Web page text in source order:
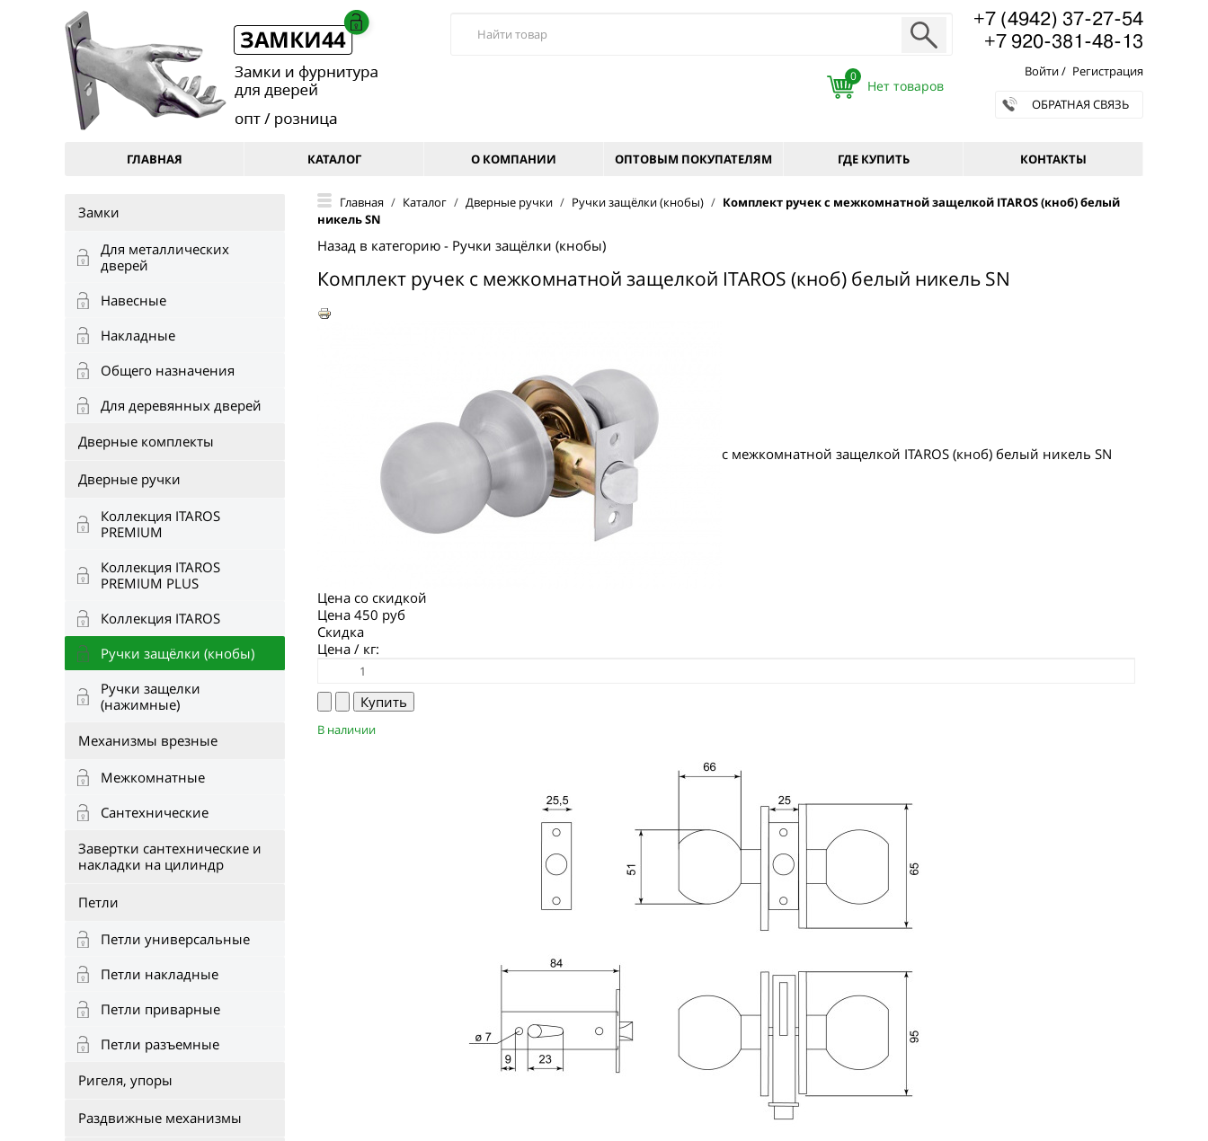
0
+7 (4942) 37-27-54
+7 920-381-48-13
Войти/ Регистрация
ОБРАТНАЯ СВЯЗЬ
ГЛАВНАЯ КАТАЛОГ О КОМПАНИИ ОПТОВЫМ ПОКУПАТЕЛЯМ ГДЕ КУПИТЬ КОНТАКТЫ
Замки
Для металлических
дверей
Навесные
Накладные
Общего назначения
Для деревянных дверей
Дверные комплекты
Дверные ручки
Коллекция ITAROS
PREMIUM
Коллекция ITAROS
PREMIUM PLUS
Коллекция ITAROS
Ручки защёлки (кнобы)
Ручки защелки
(нажимные)
Механизмы врезные
Межкомнатные
Сантехнические
Завертки сантехнические и
накладки на цилиндр
Петли
Петли универсальные
Петли накладные
Петли приварные
Петли разъемные
Ригеля, упоры
Раздвижные механизмы
Главная / Каталог / Дверные ручки / Ручки защёлки (кнобы) / Комплект ручек с межкомнатной защелкой ITAROS (кноб) белый
никель SN
Назад в категорию - Ручки защёлки (кнобы)
Комплект ручек с межкомнатной защелкой ITAROS (кноб) белый никель SN
с межкомнатной защелкой ITAROS (кноб) белый никель SN
Цена со скидкой
Цена 450 руб
Скидка
Цена / кг:
В наличии